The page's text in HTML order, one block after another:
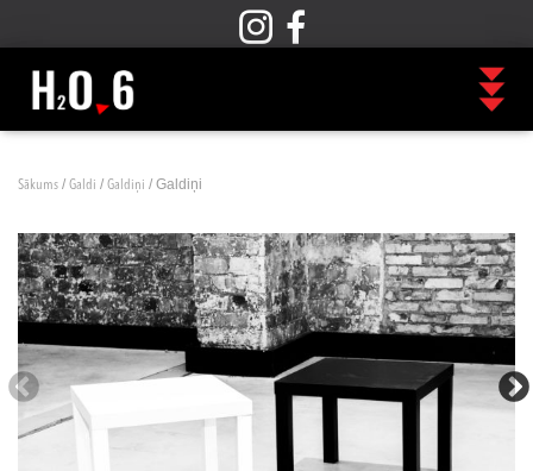
Sākums / Galdi / Galdiņi / Galdiņi